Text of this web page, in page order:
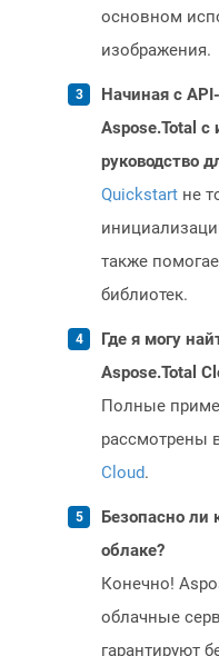
основном
изображения.
Начиная с
Aspose.Total с
руководство
Quickstart не
также
библиотек.
Где я могу
Aspose.Total
Полные
рассмотрены
Cloud.
Безопасно ли
облаке?
Конечно!
облачные
гарантируют